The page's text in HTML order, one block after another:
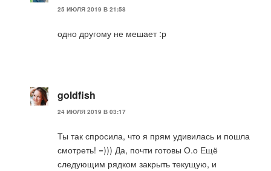
25 ИЮЛЯ 2019 В 21:58
одно другому не мешает :р
goldfish
24 ИЮЛЯ 2019 В 03:17
Ты так спросила, что я прям удивилась и пошла
смотреть! =))) Да, почти готовы О.о Ещё
следующим рядком закрыть текущую, и